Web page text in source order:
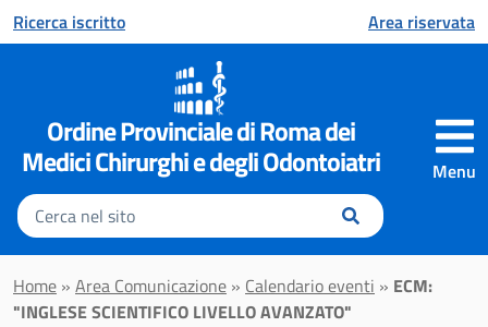
al contenuto principale
Ricerca iscritto Area riservata
Menu
Ordine Provinciale di Roma dei
Medici Chirurghi e degli Odontoiatri
Inserisci
il
testo
da
cercare
Home » Area Comunicazione » Calendario eventi » ECM:
"INGLESE SCIENTIFICO LIVELLO AVANZATO"